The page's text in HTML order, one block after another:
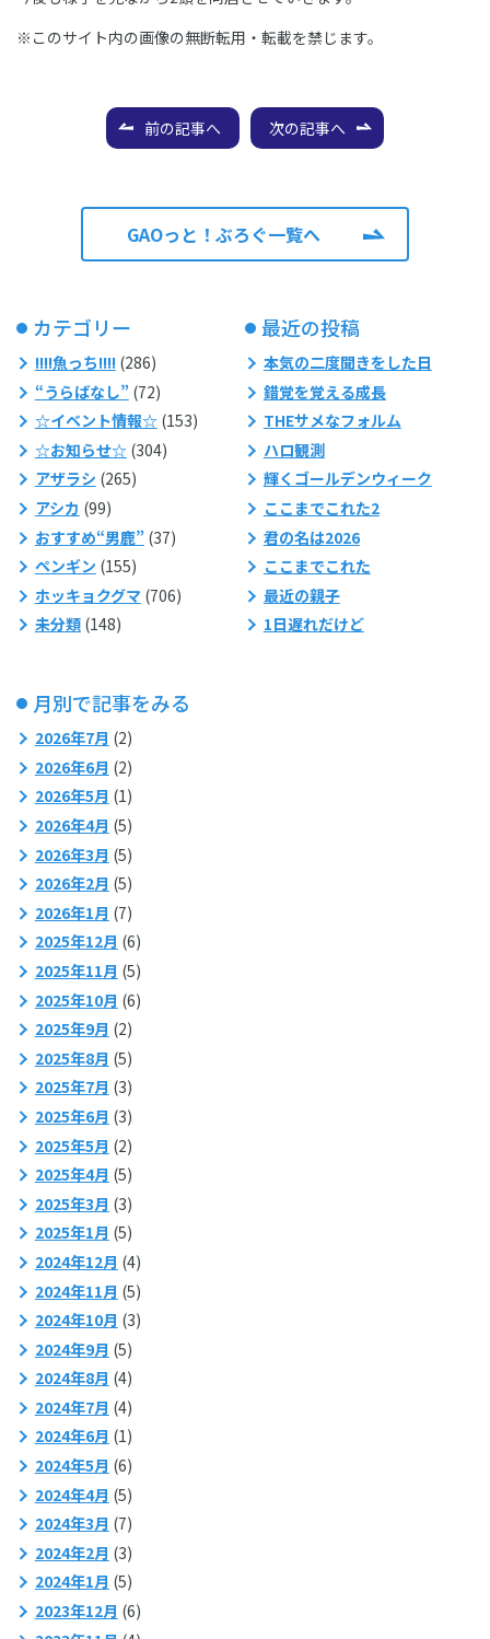
※このサイト内の画像の無断転用・転載を禁じます。
前の記事へ 次の記事へ
GAOっと！ぶろぐ一覧へ
カテゴリー
!!!!魚っち!!!!(286)
“うらばなし”(72)
☆イベント情報☆(153)
☆お知らせ☆(304)
アザラシ (265)
アシカ (99)
おすすめ“男鹿”(37)
ペンギン (155)
ホッキョクグマ (706)
未分類(148)
最近の投稿
本気の二度聞きをした日
錯覚を覚える成長
THEサメなフォルム
ハロ観測
輝くゴールデンウィーク
ここまでこれた2
君の名は2026
ここまでこれた
最近の親子
1日遅れだけど
月別で記事をみる
2026年7月 (2)
2026年6月 (2)
2026年5月 (1)
2026年4月 (5)
2026年3月 (5)
2026年2月 (5)
2026年1月 (7)
2025年12月 (6)
2025年11月 (5)
2025年10月 (6)
2025年9月 (2)
2025年8月 (5)
2025年7月 (3)
2025年6月 (3)
2025年5月 (2)
2025年4月 (5)
2025年3月 (3)
2025年1月 (5)
2024年12月 (4)
2024年11月 (5)
2024年10月 (3)
2024年9月 (5)
2024年8月 (4)
2024年7月 (4)
2024年6月 (1)
2024年5月 (6)
2024年4月 (5)
2024年3月 (7)
2024年2月 (3)
2024年1月 (5)
2023年12月 (6)